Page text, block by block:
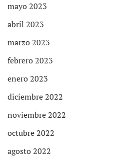
mayo 2023
abril 2023
marzo 2023
febrero 2023
enero 2023
diciembre 2022
noviembre 2022
octubre 2022
agosto 2022